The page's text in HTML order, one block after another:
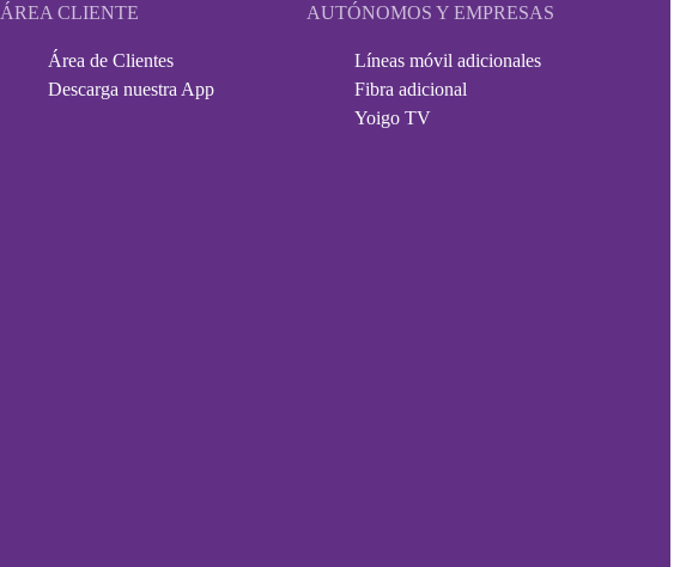
ÁREA CLIENTE
Área de Clientes
Descarga nuestra App
AUTÓNOMOS Y EMPRESAS
Líneas móvil adicionales
Fibra adicional
Yoigo TV